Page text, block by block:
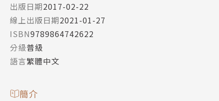
出版日期2017-02-22
線上出版日期2021-01-27
ISBN9789864742622
分級普級
語言繁體中文
簡介